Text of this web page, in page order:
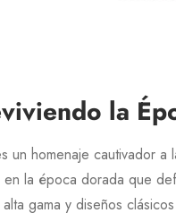
la
un homenaje cautivador
en la época dorada que
gama y diseños